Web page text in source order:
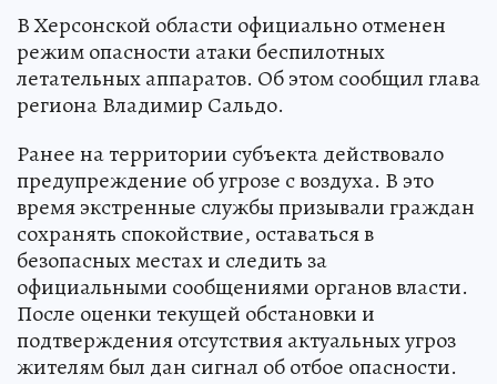
В Херсонской области официально отменен
режим опасности атаки беспилотных
летательных аппаратов. Об этом сообщил глава
региона Владимир Сальдо.
Ранее на территории субъекта действовало
предупреждение об угрозе с воздуха. В это
время экстренные службы призывали граждан
сохранять спокойствие, оставаться в
безопасных местах и следить за
официальными сообщениями органов власти.
После оценки текущей обстановки и
подтверждения отсутствия актуальных угроз
жителям был дан сигнал об отбое опасности.